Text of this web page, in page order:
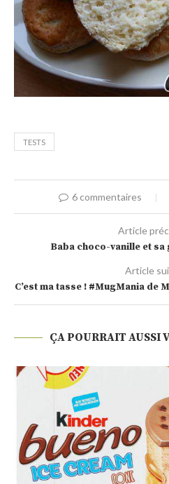
TESTS
6 commentaires
Article
Baba choco-vanille et sa
Article
C’est ma tasse ! #MugMania de
ÇA POURRAIT AUSSI